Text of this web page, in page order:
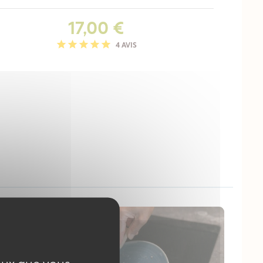
Prix
17,00 €
4 AVIS